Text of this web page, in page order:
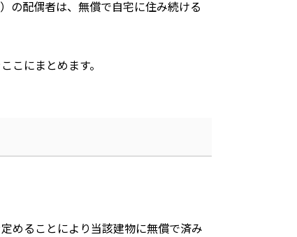
の配偶者は、無償で自宅に住み続ける
こにまとめます。
めることにより当該建物に無償で済み